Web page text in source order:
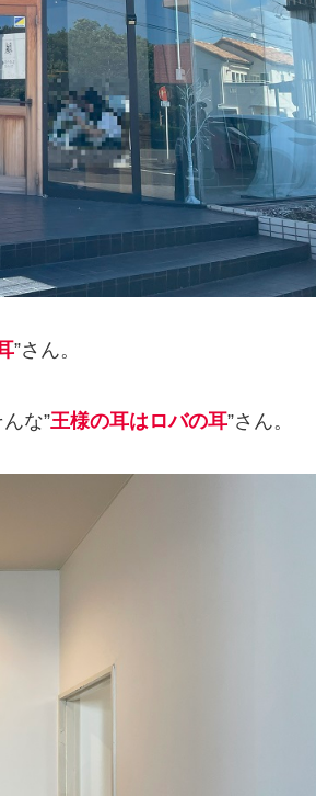
”さん。
な”王様の耳はロバの耳”さん。